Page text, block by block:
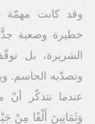
وقد كانت مهمّة
خطيرة وصعبة
الشريرة، بل
وتصدّيه الحاسم.
عندما نتذكّر أنّ